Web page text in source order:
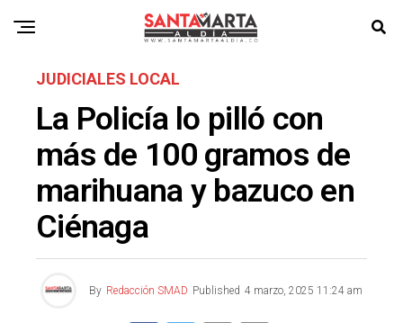
JUDICIALES LOCAL
La Policía lo pilló con
más de 100 gramos de
marihuana y bazuco en
Ciénaga
By Redacción SMAD Published 4 marzo, 2025 11:24 am